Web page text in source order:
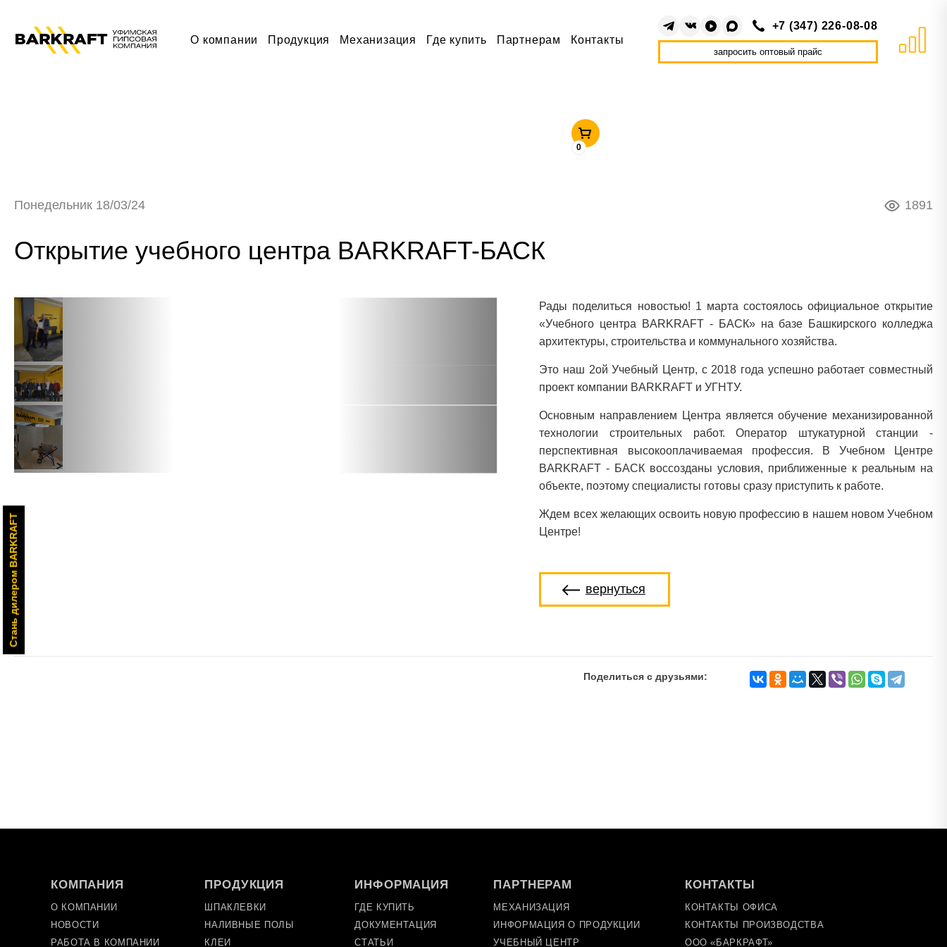
О компании Продукция Механизация Где купить Партнерам Контакты
+7 (347) 226-08-08
запросить оптовый прайс
0
Стань дилером BARKRAFT
Понедельник 18/03/24 1891
Открытие учебного центра BARKRAFT-БАСК
Рады поделиться новостью! 1 марта состоялось официальное открытие
«Учебного центра BARKRAFT - БАСК» на базе Башкирского колледжа
архитектуры, строительства и коммунального хозяйства.
Это наш 2ой Учебный Центр, с 2018 года успешно работает совместный
проект компании BARKRAFT и УГНТУ.
Основным направлением Центра является обучение механизированной
технологии строительных работ. Оператор штукатурной станции -
перспективная высокооплачиваемая профессия. В Учебном Центре
BARKRAFT - БАСК воссозданы условия, приближенные к реальным на
объекте, поэтому специалисты готовы сразу приступить к работе.
Ждем всех желающих освоить новую профессию в нашем новом Учебном
Центре!
вернуться
Поделиться с друзьями:
КОМПАНИЯ
О КОМПАНИИ
НОВОСТИ
РАБОТА В КОМПАНИИ
ПРОДУКЦИЯ
ШПАКЛЕВКИ
НАЛИВНЫЕ ПОЛЫ
КЛЕИ
ИНФОРМАЦИЯ
ГДЕ КУПИТЬ
ДОКУМЕНТАЦИЯ
СТАТЬИ
ПАРТНЕРАМ
МЕХАНИЗАЦИЯ
ИНФОРМАЦИЯ О ПРОДУКЦИИ
УЧЕБНЫЙ ЦЕНТР
КОНТАКТЫ
КОНТАКТЫ ОФИСА
КОНТАКТЫ ПРОИЗВОДСТВА
ООО «БАРКРАФТ»